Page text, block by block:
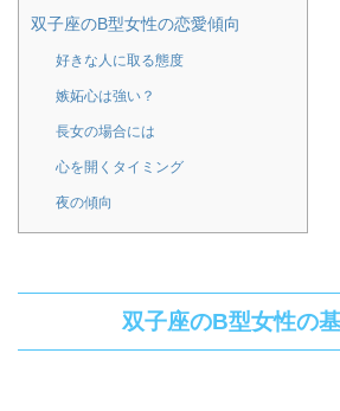
双子座のB型女性の恋愛傾向
好きな人に取る態度
嫉妬心は強い？
長女の場合には
心を開くタイミング
夜の傾向
双子座のB型女性の